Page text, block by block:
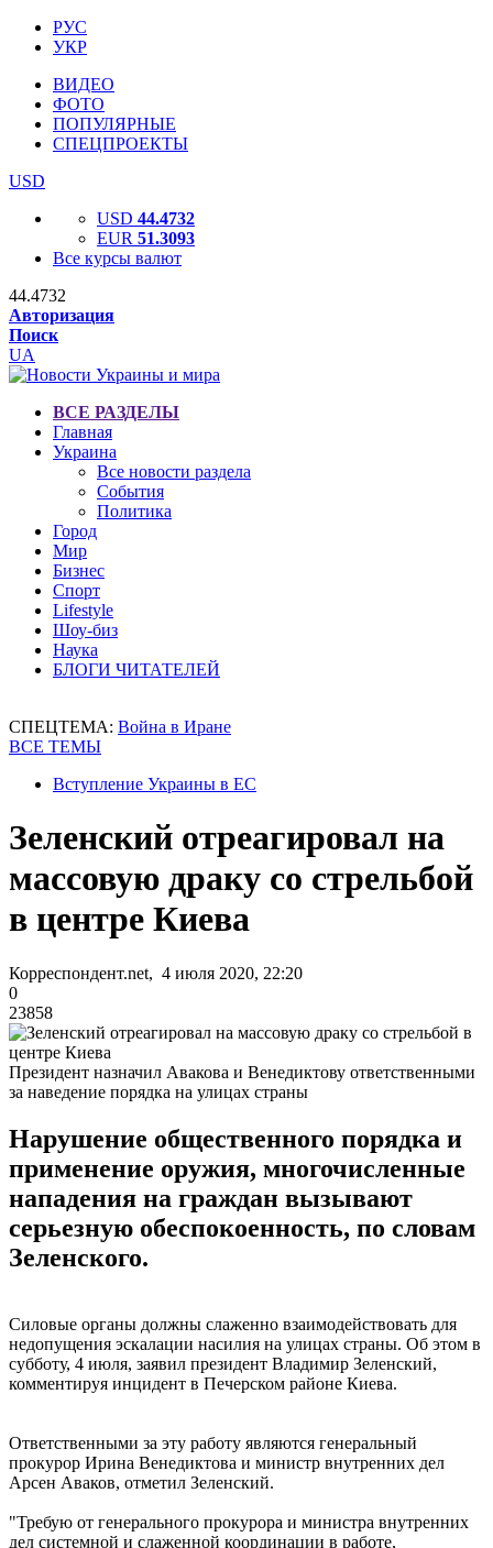
РУС
УКР
ВИДЕО
ФОТО
ПОПУЛЯРНЫЕ
СПЕЦПРОЕКТЫ
USD
USD 44.4732
EUR 51.3093
Все курсы валют
44.4732
Авторизация
Поиск
UA
ВСЕ РАЗДЕЛЫ
Главная
Украина
Все новости раздела
События
Политика
Город
Мир
Бизнес
Спорт
Lifestyle
Шоу-биз
Наука
БЛОГИ ЧИТАТЕЛЕЙ
СПЕЦТЕМА: Война в Иране
ВСЕ ТЕМЫ
Вступление Украины в ЕС
Зеленский отреагировал на
массовую драку со стрельбой
в центре Киева
Корреспондент.net, 4 июля 2020, 22:20
0
23858
Президент назначил Авакова и Венедиктову ответственными
за наведение порядка на улицах страны
Нарушение общественного порядка и
применение оружия, многочисленные
нападения на граждан вызывают
серьезную обеспокоенность, по словам
Зеленского.
Силовые органы должны слаженно взаимодействовать для
недопущения эскалации насилия на улицах страны. Об этом в
субботу, 4 июля, заявил президент Владимир Зеленский,
комментируя инцидент в Печерском районе Киева.
Ответственными за эту работу являются генеральный
прокурор Ирина Венедиктова и министр внутренних дел
Арсен Аваков, отметил Зеленский.
"Требую от генерального прокурора и министра внутренних
дел системной и слаженной координации в работе,